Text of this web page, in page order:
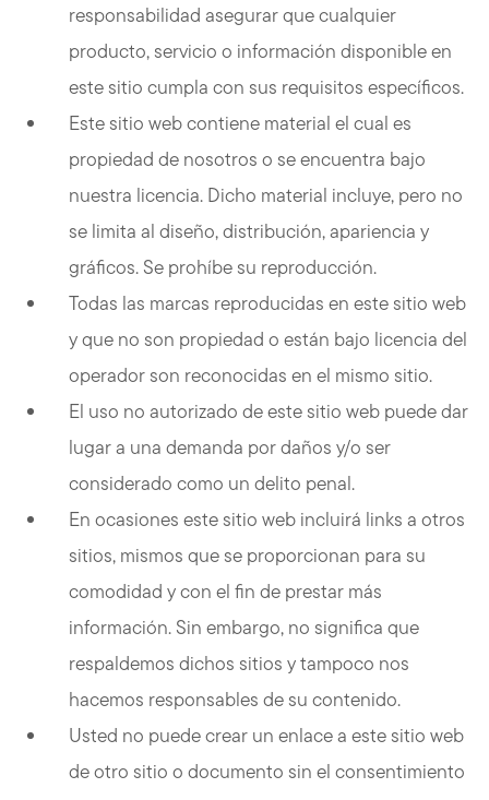
responsabilidad asegurar que cualquier
producto, servicio o información disponible en
este sitio cumpla con sus requisitos específicos.
Este sitio web contiene material el cual es
propiedad de nosotros o se encuentra bajo
nuestra licencia. Dicho material incluye, pero no
se limita al diseño, distribución, apariencia y
gráficos. Se prohíbe su reproducción.
Todas las marcas reproducidas en este sitio web
y que no son propiedad o están bajo licencia del
operador son reconocidas en el mismo sitio.
El uso no autorizado de este sitio web puede dar
lugar a una demanda por daños y/o ser
considerado como un delito penal.
En ocasiones este sitio web incluirá links a otros
sitios, mismos que se proporcionan para su
comodidad y con el fin de prestar más
información. Sin embargo, no significa que
respaldemos dichos sitios y tampoco nos
hacemos responsables de su contenido.
Usted no puede crear un enlace a este sitio web
de otro sitio o documento sin el consentimiento